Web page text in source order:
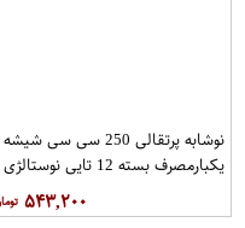
نوشابه پرتقالی 250 سی سی شیشه
یکبارمصرف بسته 12 تایی نوستالژی
۵۴۳,۲۰۰